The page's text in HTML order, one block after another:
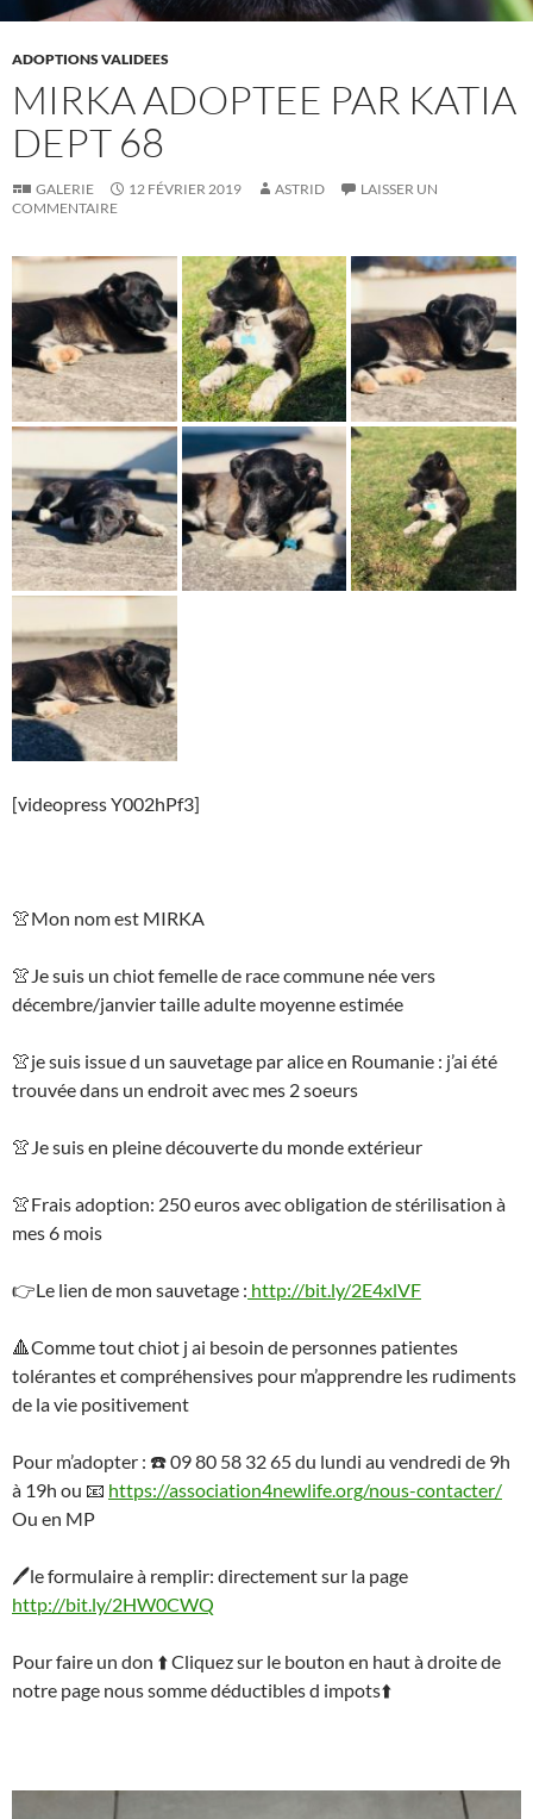
ADOPTIONS VALIDEES
MIRKA ADOPTEE PAR KATIA
DEPT 68
GALERIE 12 FÉVRIER 2019 ASTRID
LAISSER UN
COMMENTAIRE
[videopress Y002hPf3]
👚Mon nom est MIRKA
👚 Je suis un chiot femelle de race commune née vers
décembre/janvier taille adulte moyenne estimée
👚je suis issue d un sauvetage par alice en Roumanie : j’ai été
trouvée dans un endroit avec mes 2 soeurs
👚 Je suis en pleine découverte du monde extérieur
👚Frais adoption: 250 euros avec obligation de stérilisation à
mes 6 mois
👉Le lien de mon sauvetage : http://bit.ly/2E4xlVF
🔺Comme tout chiot j ai besoin de personnes patientes
tolérantes et compréhensives pour m’apprendre les rudiments
de la vie positivement
Pour m’adopter : ☎️09 80 58 32 65 du lundi au vendredi de 9h
à 19h ou 📧 https://association4newlife.org/nous-contacter/
Ou en MP
🖊le formulaire à remplir: directement sur la page
http://bit.ly/2HW0CWQ
Pour faire un don ⬆️Cliquez sur le bouton en haut à droite de
notre page nous somme déductibles d impots⬆️